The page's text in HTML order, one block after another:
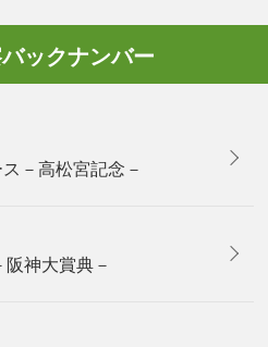
ックナンバー
－高松宮記念－
神大賞典－